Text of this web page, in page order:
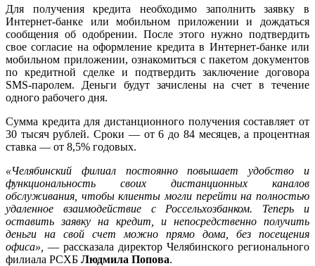
Для получения кредита необходимо заполнить заявку в
Интернет-банке или мобильном приложении и дождаться
сообщения об одобрении. После этого нужно подтвердить
свое согласие на оформление кредита в Интернет-банке или
мобильном приложении, ознакомиться с пакетом документов
по кредитной сделке и подтвердить заключение договора
SMS-паролем. Деньги будут зачислены на счет в течение
одного рабочего дня.
Сумма кредита для дистанционного получения составляет от
30 тысяч рублей. Сроки — от 6 до 84 месяцев, а процентная
ставка — от 8,5% годовых.
«Челябинский филиал постоянно повышает удобство и
функциональность своих дистанционных каналов
обслуживания, чтобы клиенты могли перейти на полностью
удаленное взаимодействие с Россельхозбанком. Теперь и
оставить заявку на кредит, и непосредственно получить
деньги на свой счет можно прямо дома, без посещения
офиса»,
— рассказала директор Челябинского регионального
филиала РСХБ Людмила Попова.